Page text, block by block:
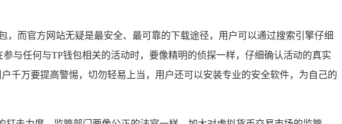
而官方网站无疑是最安全、最可靠的下载途径，用户可以通过搜索引擎仔细
与任何与TP钱包相关的活动时，要像精明的侦探一样，仔细确认活动的真实
千万要提高警惕，切勿轻易上当，用户还可以安装专业的安全软件，为自己的